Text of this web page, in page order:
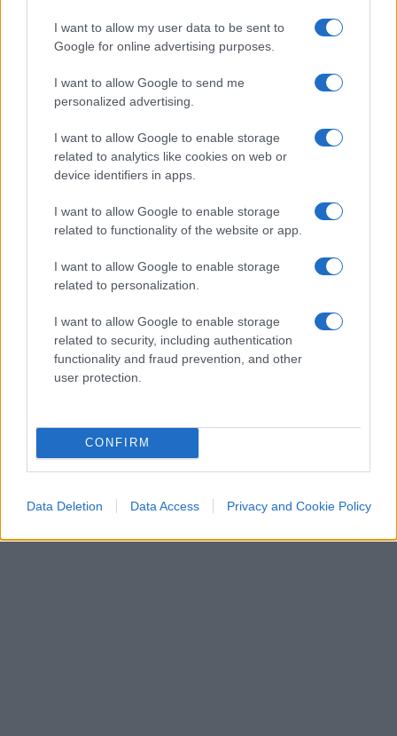
I want to allow my user data to be sent to
Google for online advertising purposes.
I want to allow Google to send me
personalized advertising.
I want to allow Google to enable storage
related to analytics like cookies on web or
device identifiers in apps.
I want to allow Google to enable storage
related to functionality of the website or app.
I want to allow Google to enable storage
related to personalization.
I want to allow Google to enable storage
related to security, including authentication
functionality and fraud prevention, and other
user protection.
CONFIRM
Data Deletion Data Access Privacy and Cookie Policy
C’è poi un tema di principio: l’abbonamento è un
contratto, non una proprietà piena ed è dunque
legittimo che preveda condizioni d’uso, comprese
quelle legate al rinnovo. Ma la libertà contrattuale
del tifoso — decidere se andare o meno alla
partita — non dovrebbe essere sacrificata
minoranza di speculatori.